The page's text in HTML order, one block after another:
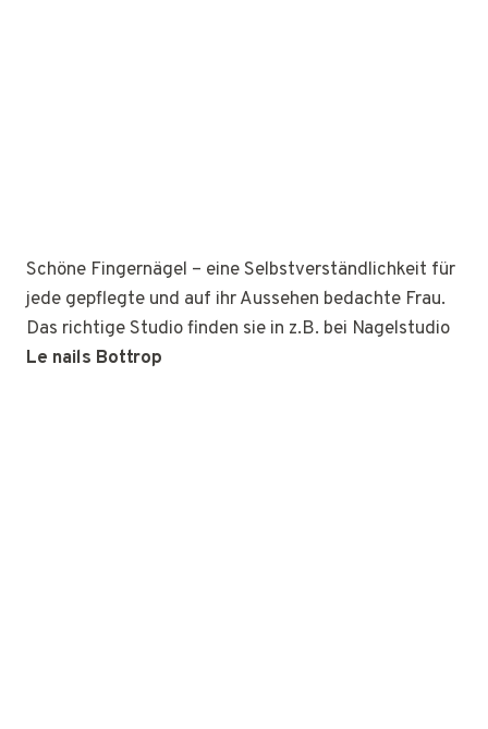
Schöne Fingernägel – eine Selbstverständlichkeit für
jede gepflegte und auf ihr Aussehen bedachte Frau.
Das richtige Studio finden sie in z.B. bei Nagelstudio
Le nails Bottrop